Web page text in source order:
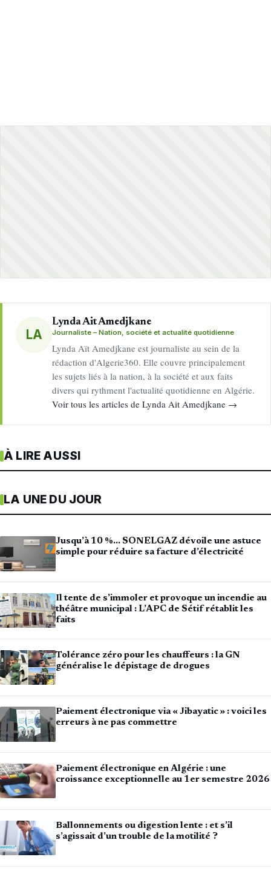
LA
Lynda Ait Amedjkane
Journaliste – Nation, société et actualité quotidienne
Lynda Aït Amedjkane est journaliste au sein de la
rédaction d'Algerie360. Elle couvre principalement
les sujets liés à la nation, à la société et aux faits
divers qui rythment l'actualité quotidienne en Algérie.
Voir tous les articles de Lynda Ait Amedjkane →
À LIRE AUSSI
LA UNE DU JOUR
Jusqu’à 10 %… SONELGAZ dévoile une astuce
simple pour réduire sa facture d’électricité
Il tente de s’immoler et provoque un incendie au
théâtre municipal : L’APC de Sétif rétablit les
faits
Tolérance zéro pour les chauffeurs : la GN
généralise le dépistage de drogues
Paiement électronique via « Jibayatic » : voici les
erreurs à ne pas commettre
Paiement électronique en Algérie : une
croissance exceptionnelle au 1er semestre 2026
Ballonnements ou digestion lente : et s’il
s’agissait d’un trouble de la motilité ?